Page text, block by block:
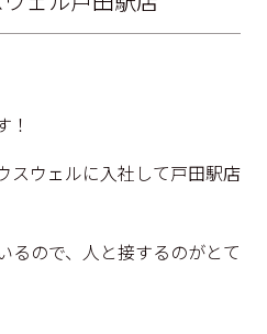
！
スウェルに入社して戸田駅店
るので、人と接するのがとて